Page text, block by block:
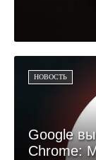
НОВОСТЬ
Google
Chrome: